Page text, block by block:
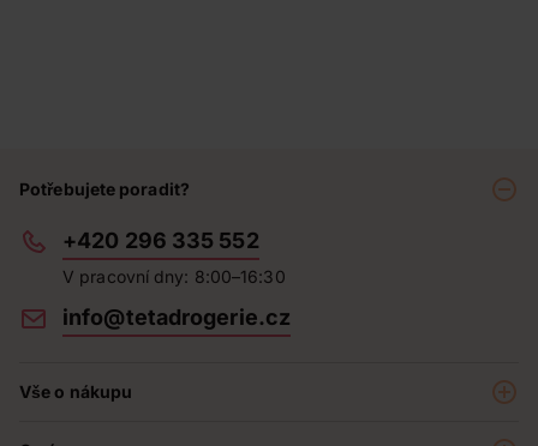
Potřebujete poradit?
+420 296 335 552
V pracovní dny: 8:00–16:30
info@tetadrogerie.cz
Vše o nákupu